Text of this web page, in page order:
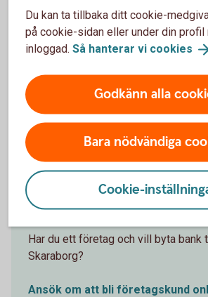
Sparbanken Skaraborg
Dags att byta bank?
Har du ett företag och vill byta bank
Skaraborg?
Ansök om att bli företagskund
Du kan ta tillbaka ditt cookie-
på cookie-sidan eller under din profil
inloggad. Så hanterar vi cookies
Godkänn alla
Bara nödvändiga
Cookie-